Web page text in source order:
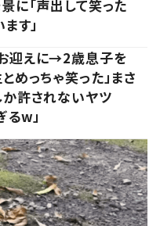
に「声出して笑った
す」
迎えに→2歳息子を
っちゃ笑った」まさ
か許されないヤツ
るw」